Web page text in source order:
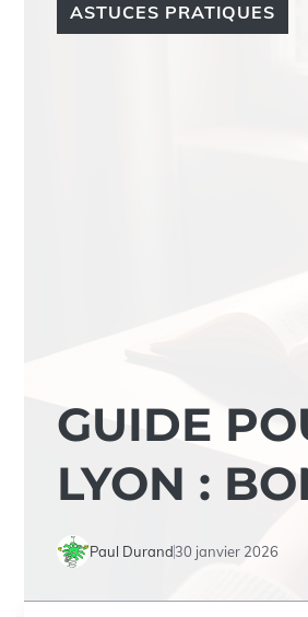
ASTUCES PRATIQUES
GUIDE
LYON :
Paul Durand30 janvier 2026